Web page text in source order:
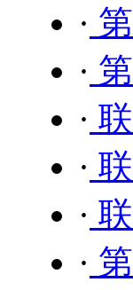
·
·
·
·
·
·